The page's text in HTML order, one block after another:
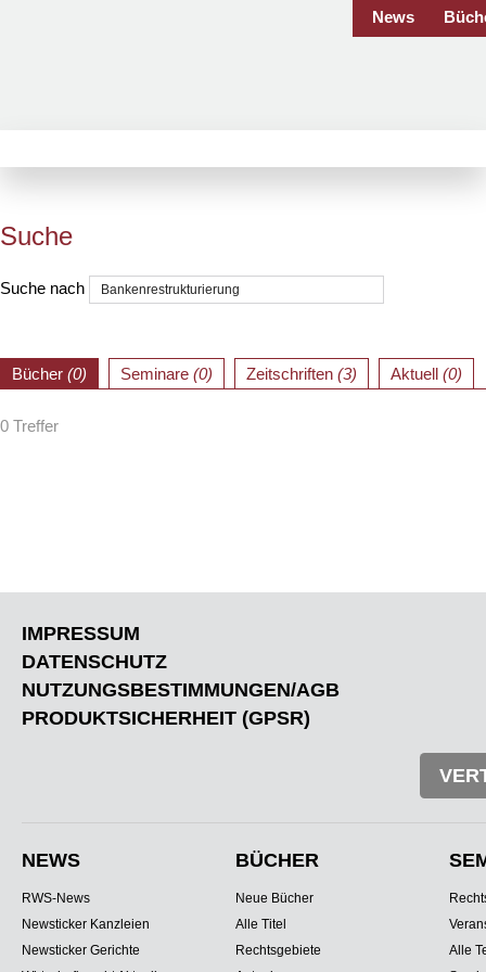
News
Suche
Suche nach
Bücher (0) Seminare (0) Zeitschriften (3) Aktuell (0)
0 Treffer
IMPRESSUM
DATENSCHUTZ
NUTZUNGSBESTIMMUNGEN/AGB
PRODUKTSICHERHEIT (GPSR)
NEWS
RWS-News
Newsticker Kanzleien
Newsticker Gerichte
BÜCHER
Neue Bücher
Alle Titel
Rechtsgebiete
Alle